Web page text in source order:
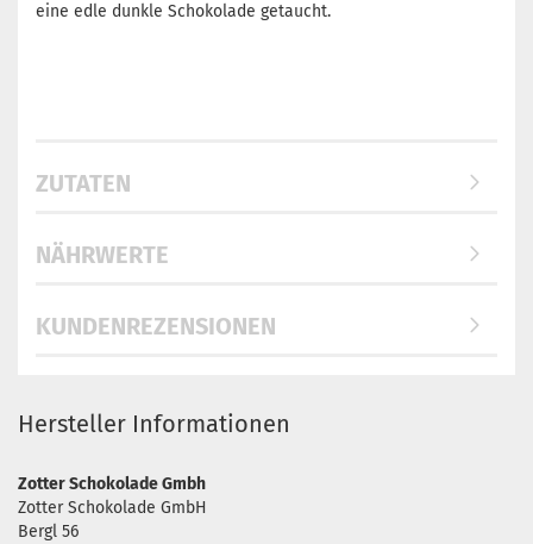
eine edle dunkle Schokolade getaucht.
ZUTATEN
NÄHRWERTE
KUNDENREZENSIONEN
Hersteller Informationen
Zotter Schokolade Gmbh
Zotter Schokolade GmbH
Bergl 56